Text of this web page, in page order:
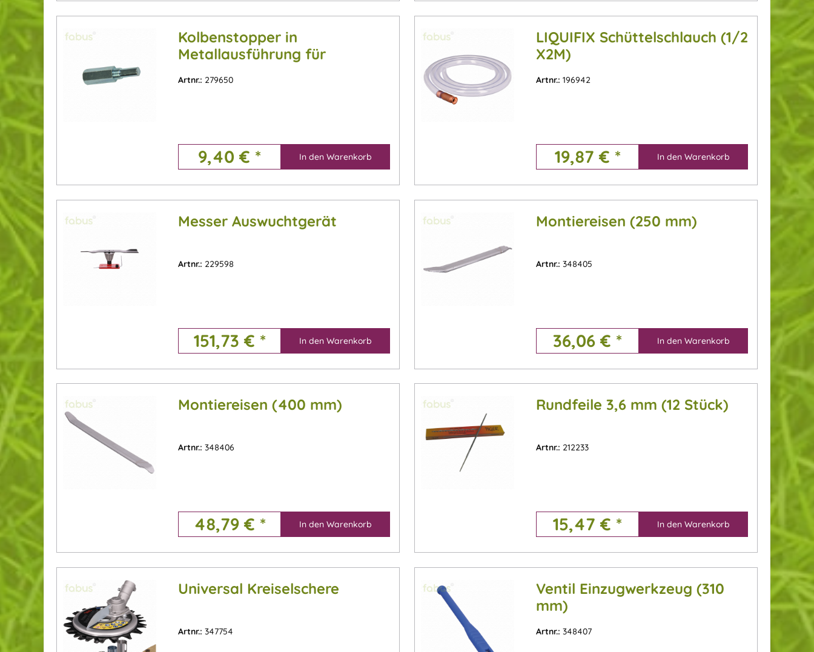
Kolbenstopper in
Metallausführung für
mm)
Artnr.: 279650
9,40 € * In den Warenkorb
LIQUIFIX Schüttelschlauch (1/2
X2M)
Artnr.: 196942
19,87 € * In den Warenkorb
Messer Auswuchtgerät
Artnr.: 229598
151,73 € * In den Warenkorb
Montiereisen (250 mm)
Artnr.: 348405
36,06 € * In den Warenkorb
Montiereisen (400 mm)
Artnr.: 348406
48,79 € * In den Warenkorb
Rundfeile 3,6 mm (12 Stück)
Artnr.: 212233
15,47 € * In den Warenkorb
Universal Kreiselschere
Artnr.: 347754
Ventil Einzugwerkzeug (310
mm)
Artnr.: 348407